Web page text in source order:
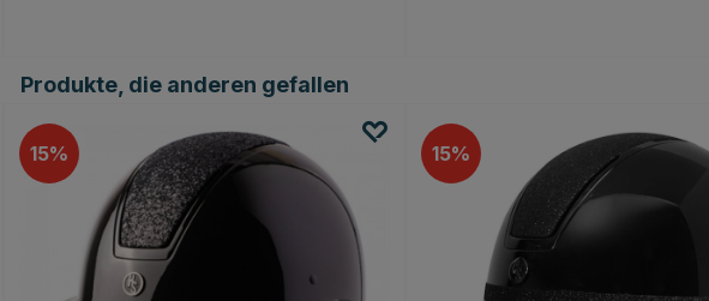
Produkte, die anderen gefallen
15 15